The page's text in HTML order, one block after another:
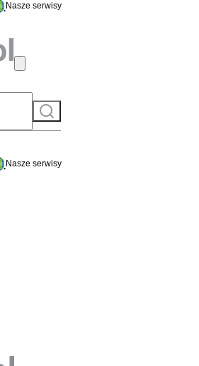
Nasze serwisy
Szukaj
Nasze serwisy